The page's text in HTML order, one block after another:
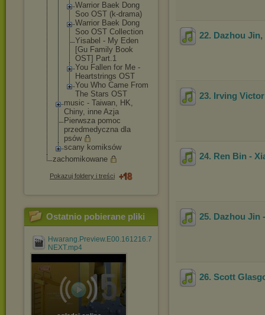
Warrior Baek Dong
Soo OST (k-drama)
Warrior Baek Dong
Soo OST Collection
Yisabel - My Eden
[Gu Family Book
OST] Part.1
You Fallen for Me -
Heartstrings OST
You Who Came From
The Stars OST
music - Taiwan, HK,
Chiny, inne Azja
Pierwsza pomoc
przedmedyczna dla
psów
scany komiksów
zachomikowane
Pokazuj foldery i treści
Ostatnio pobierane pliki
Hwarang.Preview.E00.161216.720p-
NEXT.mp4
22. Dazhou Jin,
23. Irving
24. Ren Bin -
25. Dazhou Jin
26. Scott